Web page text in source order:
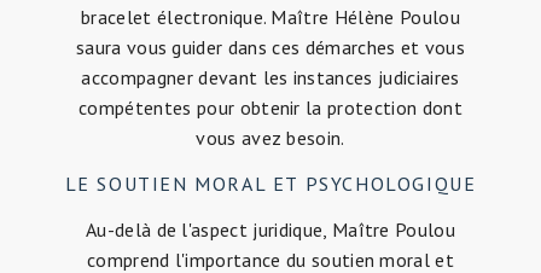
bracelet électronique. Maître Hélène Poulou
saura vous guider dans ces démarches et vous
accompagner devant les instances judiciaires
compétentes pour obtenir la protection dont
vous avez besoin.
LE SOUTIEN MORAL ET PSYCHOLOGIQUE
Au-delà de l'aspect juridique, Maître Poulou
comprend l'importance du soutien moral et